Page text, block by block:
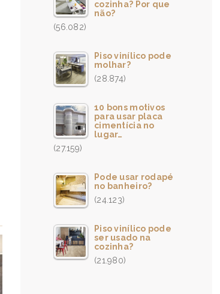
cozinha? Por que
não?
(56.082)
Piso vinílico pode
molhar?
(28.874)
10 bons motivos
para usar placa
cimentícia no
lugar…
(27.159)
Pode usar rodapé
no banheiro?
(24.123)
Piso vinílico pode
ser usado na
cozinha?
(21.980)